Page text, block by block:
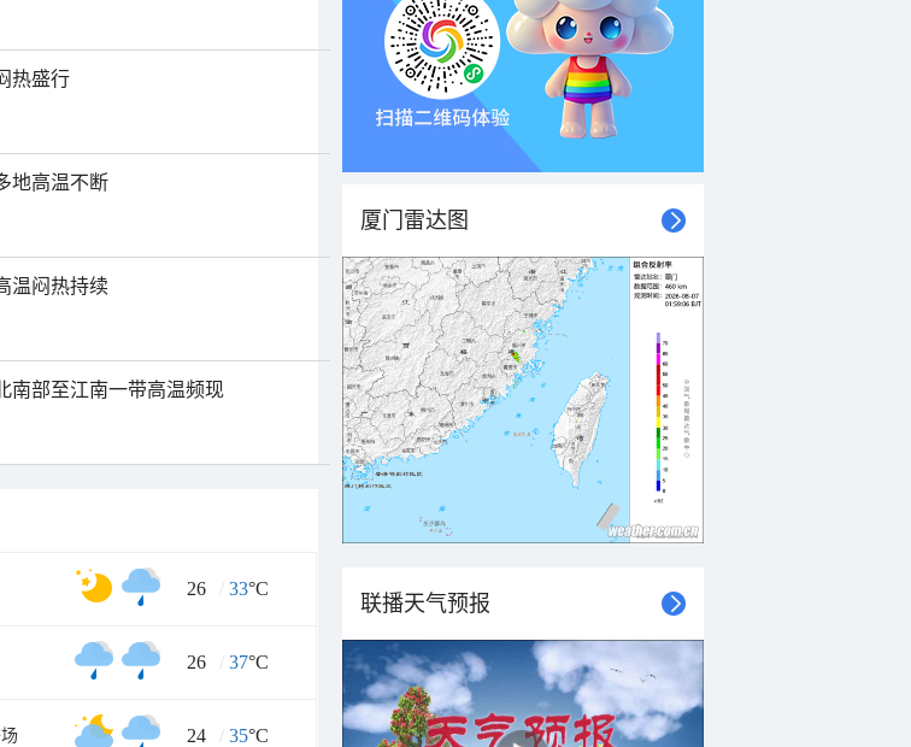
热盛行
地高温不断
温闷热持续
南部至江南一带高温频现
26 / 33°C
26 / 37°C
24 / 35°C
厦门雷达图
联播天气预报